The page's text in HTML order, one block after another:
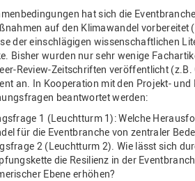
hat sich die
auf den Klimawandel vorbereitet
der einschlägigen wissenschaftlichen
Bisher wurden nur sehr wenige
Review-Zeitschriften veröffentlicht
an. In Kooperation mit den Projekt-
beantwortet werden:
1 (Leuchtturm 1): Welche
für die Eventbranche von zentraler
2 (Leuchtturm 2). Wie lässt sich
die Resilienz in der
Ebene erhöhen?